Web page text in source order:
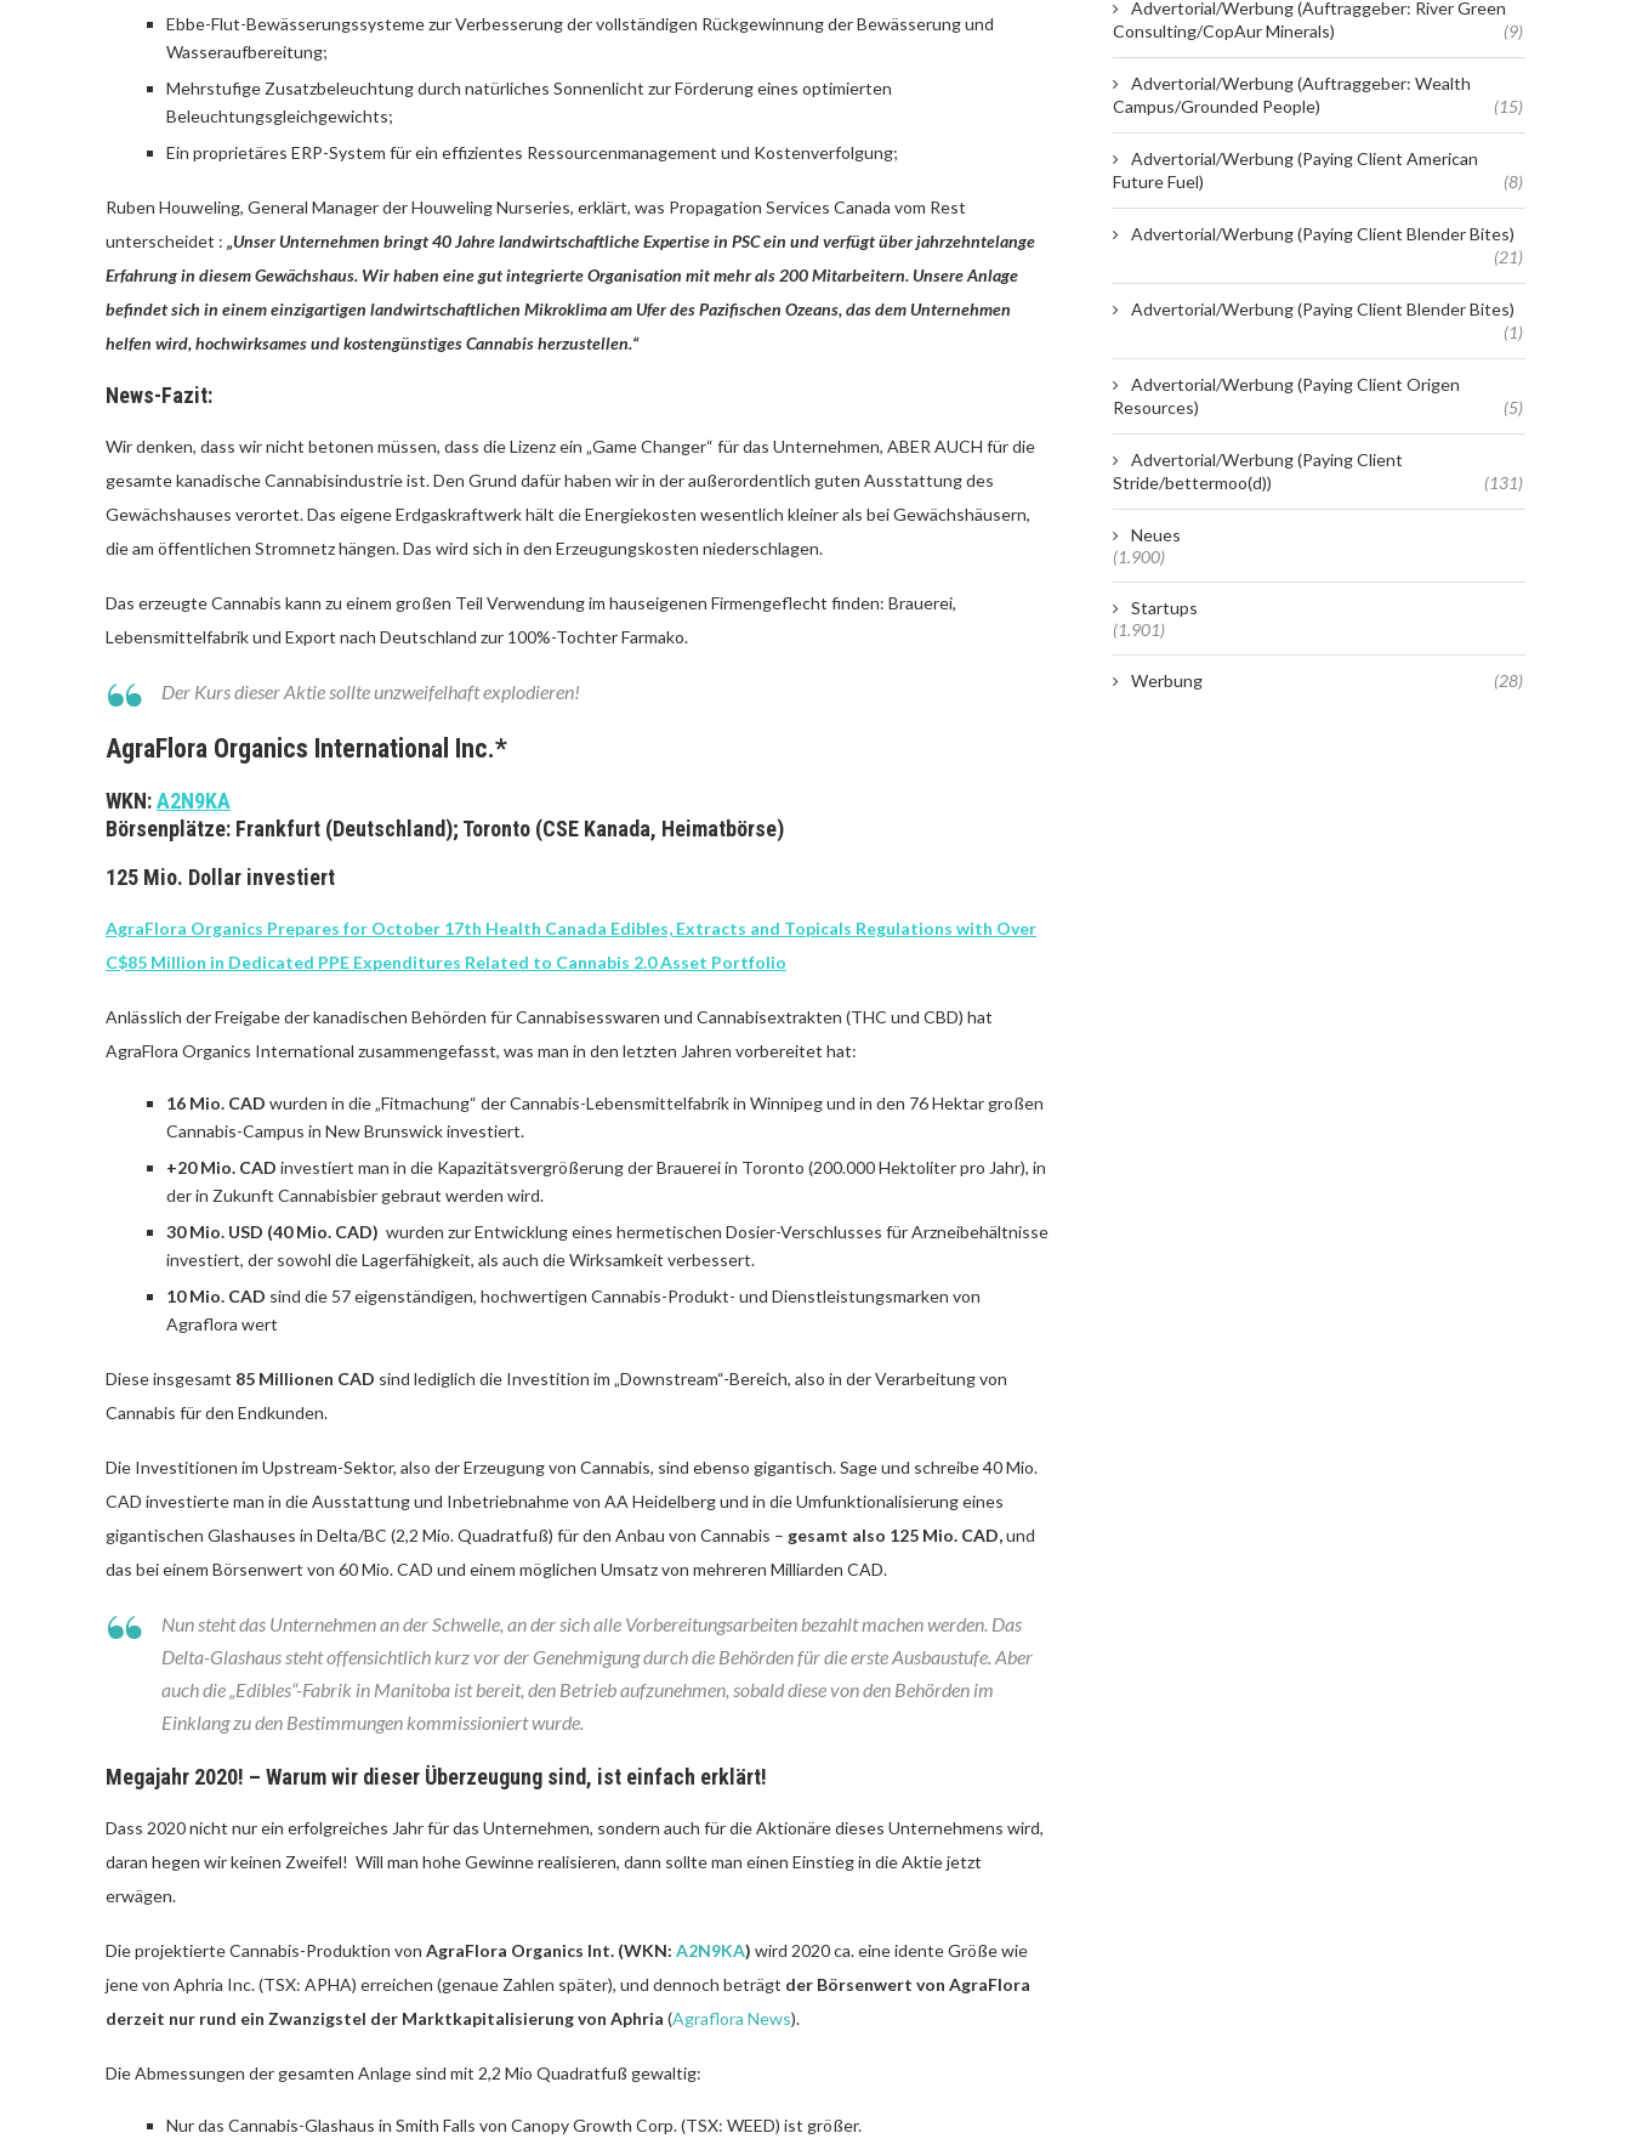
Ebbe-Flut-Bewässerungssysteme zur Verbesserung der vollständigen Rückgewinnung der Bewässerung und
Wasseraufbereitung;
Mehrstufige Zusatzbeleuchtung durch natürliches Sonnenlicht zur Förderung eines optimierten
Beleuchtungsgleichgewichts;
Ein proprietäres ERP-System für ein effizientes Ressourcenmanagement und Kostenverfolgung;
Ruben Houweling, General Manager der Houweling Nurseries, erklärt, was Propagation Services Canada vom Rest
unterscheidet : „Unser Unternehmen bringt 40 Jahre landwirtschaftliche Expertise in PSC ein und verfügt über jahrzehntelange
Erfahrung in diesem Gewächshaus. Wir haben eine gut integrierte Organisation mit mehr als 200 Mitarbeitern. Unsere Anlage
befindet sich in einem einzigartigen landwirtschaftlichen Mikroklima am Ufer des Pazifischen Ozeans, das dem Unternehmen
helfen wird, hochwirksames und kostengünstiges Cannabis herzustellen.“
News-Fazit:
Wir denken, dass wir nicht betonen müssen, dass die Lizenz ein „Game Changer“ für das Unternehmen, ABER AUCH für die
gesamte kanadische Cannabisindustrie ist. Den Grund dafür haben wir in der außerordentlich guten Ausstattung des
Gewächshauses verortet. Das eigene Erdgaskraftwerk hält die Energiekosten wesentlich kleiner als bei Gewächshäusern,
die am öffentlichen Stromnetz hängen. Das wird sich in den Erzeugungskosten niederschlagen.
Das erzeugte Cannabis kann zu einem großen Teil Verwendung im hauseigenen Firmengeflecht finden: Brauerei,
Lebensmittelfabrik und Export nach Deutschland zur 100%-Tochter Farmako.
Der Kurs dieser Aktie sollte unzweifelhaft explodieren!
AgraFlora Organics International Inc.*
WKN:A2N9KA
Börsenplätze: Frankfurt (Deutschland); Toronto (CSE Kanada, Heimatbörse)
125 Mio. Dollar investiert
AgraFlora Organics Prepares for October 17th Health Canada Edibles, Extracts and Topicals Regulations with Over
C$85 Million in Dedicated PPE Expenditures Related to Cannabis 2.0 Asset Portfolio
Anlässlich der Freigabe der kanadischen Behörden für Cannabisesswaren und Cannabisextrakten (THC und CBD) hat
AgraFlora Organics International zusammengefasst, was man in den letzten Jahren vorbereitet hat:
16 Mio. CAD wurden in die „Fitmachung“ der Cannabis-Lebensmittelfabrik in Winnipeg und in den 76 Hektar großen
Cannabis-Campus in New Brunswick investiert.
+20 Mio. CAD investiert man in die Kapazitätsvergrößerung der Brauerei in Toronto (200.000 Hektoliter pro Jahr), in
der in Zukunft Cannabisbier gebraut werden wird.
30 Mio. USD (40 Mio. CAD) wurden zur Entwicklung eines hermetischen Dosier-Verschlusses für Arzneibehältnisse
investiert, der sowohl die Lagerfähigkeit, als auch die Wirksamkeit verbessert.
10 Mio. CAD sind die 57 eigenständigen, hochwertigen Cannabis-Produkt- und Dienstleistungsmarken von
Agraflora wert
Diese insgesamt 85 Millionen CAD sind lediglich die Investition im „Downstream“-Bereich, also in der Verarbeitung von
Cannabis für den Endkunden.
Die Investitionen im Upstream-Sektor, also der Erzeugung von Cannabis, sind ebenso gigantisch. Sage und schreibe 40 Mio.
CAD investierte man in die Ausstattung und Inbetriebnahme von AA Heidelberg und in die Umfunktionalisierung eines
gigantischen Glashauses in Delta/BC (2,2 Mio. Quadratfuß) für den Anbau von Cannabis – gesamt also 125 Mio. CAD,und
das bei einem Börsenwert von 60 Mio. CAD und einem möglichen Umsatz von mehreren Milliarden CAD.
Nun steht das Unternehmen an der Schwelle, an der sich alle Vorbereitungsarbeiten bezahlt machen werden. Das
Delta-Glashaus steht offensichtlich kurz vor der Genehmigung durch die Behörden für die erste Ausbaustufe. Aber
auch die „Edibles“-Fabrik in Manitoba ist bereit, den Betrieb aufzunehmen, sobald diese von den Behörden im
Einklang zu den Bestimmungen kommissioniert wurde.
Megajahr 2020! – Warum wir dieser Überzeugung sind, ist einfach erklärt!
Dass 2020 nicht nur ein erfolgreiches Jahr für das Unternehmen, sondern auch für die Aktionäre dieses Unternehmens wird,
daran hegen wir keinen Zweifel! Will man hohe Gewinne realisieren, dann sollte man einen Einstieg in die Aktie jetzt
erwägen.
Die projektierte Cannabis-Produktion von AgraFlora Organics Int. (WKN: A2N9KA) wird 2020 ca. eine idente Größe wie
jene von Aphria Inc. (TSX: APHA) erreichen (genaue Zahlen später), und dennoch beträgt der Börsenwert von AgraFlora
derzeit nur rund ein Zwanzigstel der Marktkapitalisierung von Aphria (Agraflora News).
Die Abmessungen der gesamten Anlage sind mit 2,2 Mio Quadratfuß gewaltig:
Nur das Cannabis-Glashaus in Smith Falls von Canopy Growth Corp. (TSX: WEED) ist größer.
Advertorial/Werbung (Auftraggeber: River Green
Consulting/CopAur Minerals)
(9)
Advertorial/Werbung (Auftraggeber: Wealth
Campus/Grounded People)
(15)
Advertorial/Werbung (Paying Client American
Future Fuel)
(8)
Advertorial/Werbung (Paying Client Blender Bites)
(21)
Advertorial/Werbung (Paying Client Blender Bites)
(1)
Advertorial/Werbung (Paying Client Origen
Resources)
(5)
Advertorial/Werbung (Paying Client
Stride/bettermoo(d))
(131)
Neues
(1.900)
Startups
(1.901)
Werbung (28)